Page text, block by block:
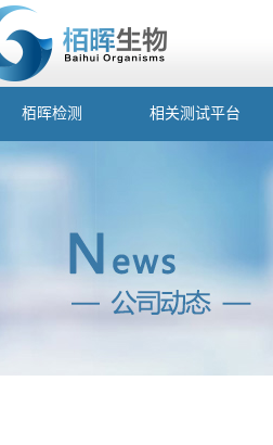
栢晖检测 相关测试平台